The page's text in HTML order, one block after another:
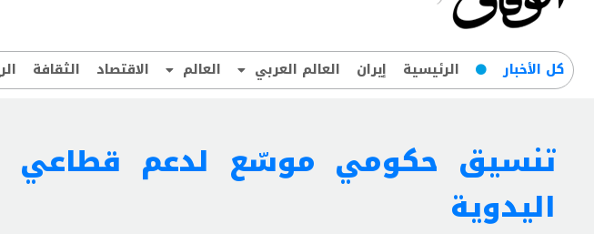
کل‌ الأخبار الرئيسية إيران العالم العربي العالم الاقتصاد الثقافة
تنسيق حكومي موسّع لدعم قطاعي
اليدوية